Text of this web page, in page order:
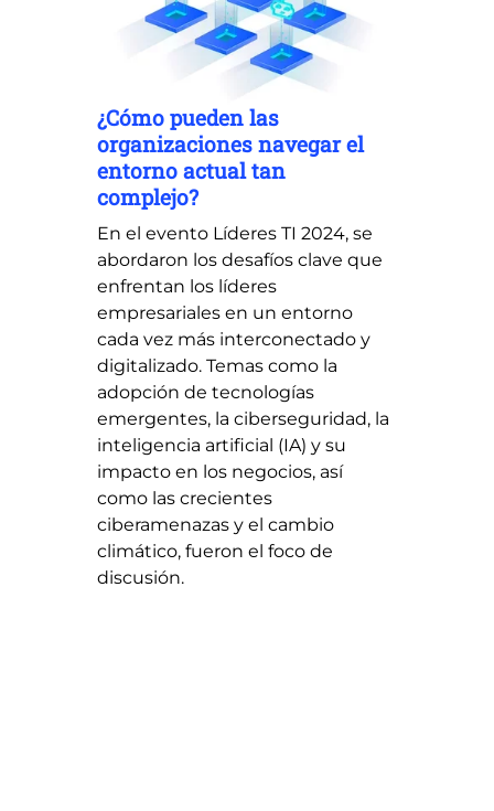
¿Cómo pueden las
organizaciones navegar el
entorno actual tan
complejo?
En el evento Líderes TI 2024, se
abordaron los desafíos clave que
enfrentan los líderes
empresariales en un entorno
cada vez más interconectado y
digitalizado. Temas como la
adopción de tecnologías
emergentes, la ciberseguridad, la
inteligencia artificial (IA) y su
impacto en los negocios, así
como las crecientes
ciberamenazas y el cambio
climático, fueron el foco de
discusión.